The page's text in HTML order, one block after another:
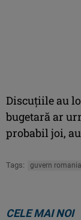
Discuţiile au
bugetară ar
probabil joi,
Tags: guvern romania
CELE MAI NOI